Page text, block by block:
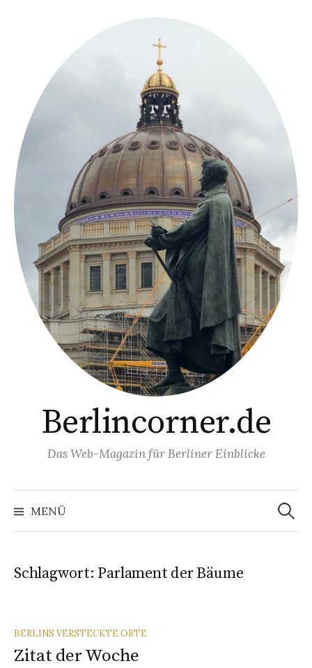
Berlincorner.de
Das Web-Magazin für Berliner Einblicke
MENÜ
Suchen
nach:
Schlagwort: Parlament der Bäume
BERLINS VERSTECKTE ORTE
Zitat der Woche